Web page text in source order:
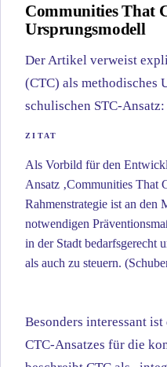
Communities That
Ursprungsmodell
Der Artikel verweist
(CTC) als methodisches
schulischen STC-Ansatz:
Als Vorbild für den
Ansatz ‚Communities That
Rahmenstrategie ist an den
notwendigen
in der Stadt bedarfsgerecht
als auch zu steuern.
Besonders interessant
CTC-Ansatzes für die